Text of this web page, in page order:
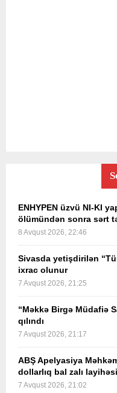
ENHYPEN üzvü NI-KI
ölümündən sonra sərt
8 Avqust 2026, 22:46
Sivasda yetişdirilən
ixrac olunur
7 Avqust 2026, 21:25
“Məkkə Birgə Müdafiə
qılındı
7 Avqust 2026, 21:17
ABŞ Apelyasiya
dollarlıq bal zalı
7 Avqust 2026, 21:02